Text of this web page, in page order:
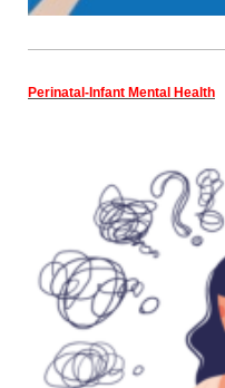
Perinatal-Infant Mental Health